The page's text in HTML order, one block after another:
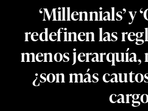
‘Millennials’ y
redefinen las
menos
¿son más